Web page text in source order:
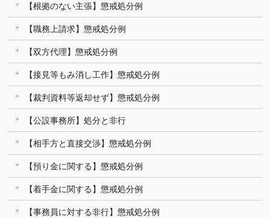
【根拠のない主張】懲戒処分例
【職務上請求】懲戒処分例
【双方代理】懲戒処分例
【接見等もみ消し工作】懲戒処分例
【裁判資料等返却せず】懲戒処分例
【公設事務所】処分と非行
【相手方と直接交渉】懲戒処分例
【預り金に関する】懲戒処分例
【着手金に関する】懲戒処分例
【事務員に対する非行】懲戒処分例